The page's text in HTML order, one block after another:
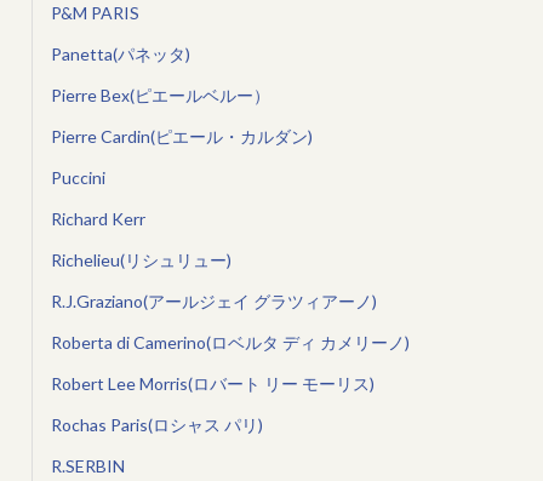
P&M PARIS
Panetta(パネッタ)
Pierre Bex(ピエールベルー）
Pierre Cardin(ピエール・カルダン)
Puccini
Richard Kerr
Richelieu(リシュリュー)
R.J.Graziano(アールジェイ グラツィアーノ)
Roberta di Camerino(ロベルタ ディ カメリーノ)
Robert Lee Morris(ロバート リー モーリス)
Rochas Paris(ロシャス パリ)
R.SERBIN